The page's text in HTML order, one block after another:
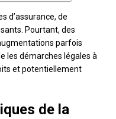
d’assurance, de
Pourtant, des
parfois
les démarches légales à
et potentiellement
de la